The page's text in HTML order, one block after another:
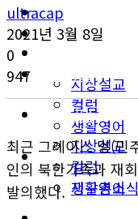
이민뉴스
지상설교
컬럼
생활영어
미국뉴스
지구촌소식
한인타운 소식
이민뉴스
오피니언
지상설교
컬럼
생활영어
ultracap
2021년 3월 8일
0
947
최근 그레이스 멍(민
인의 북한가족과 재
발의했다.